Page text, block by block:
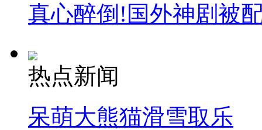
真心醉倒!国外神剧被
热点新闻
呆萌大熊猫滑雪取乐